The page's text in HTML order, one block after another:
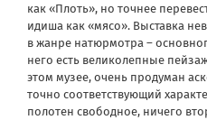
как «Плоть», но точнее
идиша как «мясо». Выставка
в жанре натюрмотра –
него есть великолепные
этом музее, очень продуман
точно соответствующий
полотен свободное, ничего